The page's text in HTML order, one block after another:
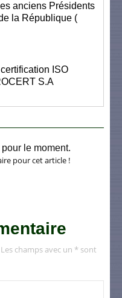
anciens Présidents
la République (
ISO
S.A
le moment.
pour cet article !
champs avec un * sont